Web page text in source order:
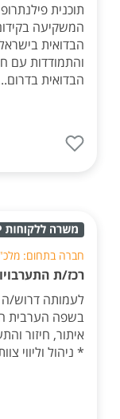
תוכנית
המשקיעה
הבדואית
והתמודדות עם
הבדואית
חברה בתחום:
רכז/ת
לעמותה דרוש/ה
איתור, חיזור
* ניהול וליווי